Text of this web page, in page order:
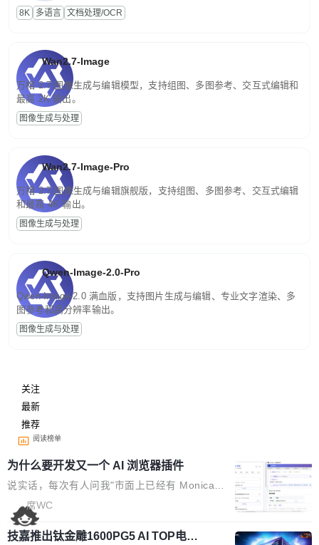
为便于存储、检索和二次处理的结构化结果。
8K 多语言 文档处理/OCR
Wan2.7-Image
万相 2.7 图像生成与编辑模型，支持组图、多图参考、交互式编辑和
最高 2K 输出。
图像生成与处理
Wan2.7-Image-Pro
万相 2.7 图像生成与编辑旗舰版，支持组图、多图参考、交互式编辑
和最高 4K 输出。
图像生成与处理
Qwen-Image-2.0-Pro
Qwen-Image-2.0 满血版，支持图片生成与编辑、专业文字渲染、多
图参考和高分辨率输出。
图像生成与处理
关注
最新
推荐
阅读榜单
为什么要开发又一个 AI 浏览器插件
说实话，每次有人问我"市面上已经有 Monica、
Sider、Copilot for Chrome 这些 AI 浏览器插件
了，你为什么还要再做一个"，我都觉得这个问题
问得好。 因为我自己也是从用户变成开发者的。
席WC
技嘉推出钛金雕1600PG5 AI TOP电